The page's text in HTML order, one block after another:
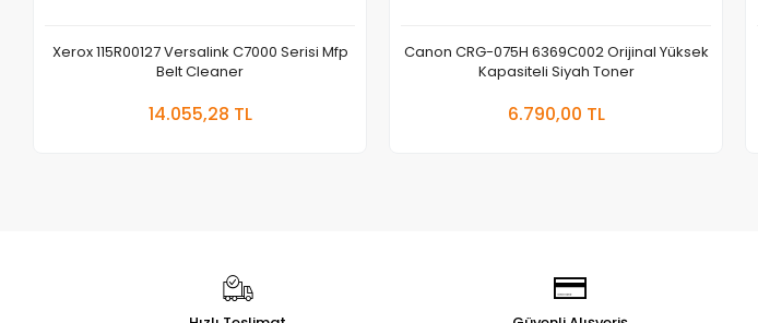
Xerox 115R00127 Versalink C7000 Serisi Mfp
Belt Cleaner
14.055,28 TL
Canon CRG-075H 6369C002 Orijinal Yüksek
Kapasiteli Siyah Toner
6.790,00 TL